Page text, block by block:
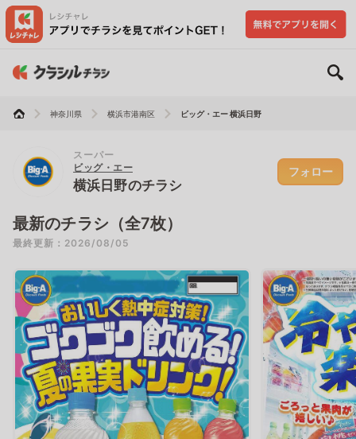
神奈川県 横浜市港南区 ビッグ・エー 横浜日野
スーパー
ビッグ・エー
横浜日野のチラシ
フォロー
最新のチラシ（全7枚）
最終更新：2026/08/05